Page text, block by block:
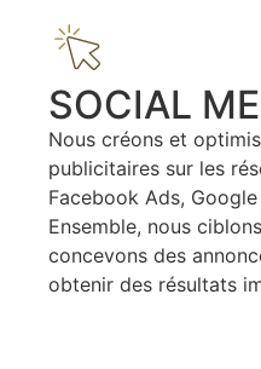
SOCIAL
Nous créons et
publicitaires sur les
Facebook Ads,
Ensemble, nous
concevons des
obtenir des résultats